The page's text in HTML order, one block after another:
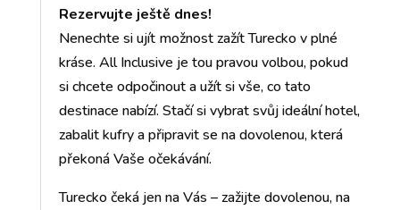
Rezervujte ještě dnes!
Nenechte si ujít možnost zažít Turecko v plné
kráse. All Inclusive je tou pravou volbou, pokud
si chcete odpočinout a užít si vše, co tato
destinace nabízí. Stačí si vybrat svůj ideální hotel,
zabalit kufry a připravit se na dovolenou, která
překoná Vaše očekávání.
Turecko čeká jen na Vás – zažijte dovolenou, na